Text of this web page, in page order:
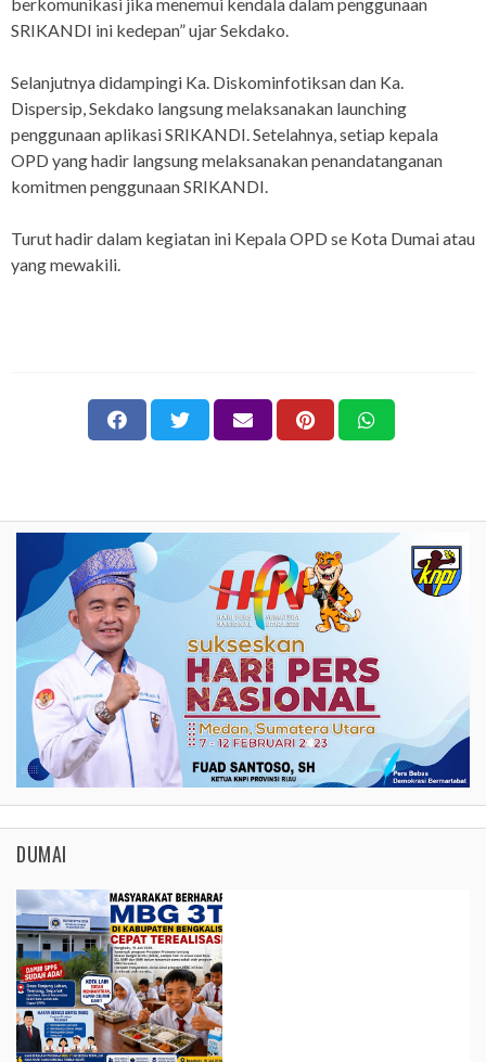
SRIKANDI ini kedepan” ujar Sekdako.
Selanjutnya didampingi Ka. Diskominfotiksan dan Ka.
Dispersip, Sekdako langsung melaksanakan launching
penggunaan aplikasi SRIKANDI. Setelahnya, setiap kepala
OPD yang hadir langsung melaksanakan penandatanganan
komitmen penggunaan SRIKANDI.
Turut hadir dalam kegiatan ini Kepala OPD se Kota Dumai atau
yang mewakili.
DUMAI